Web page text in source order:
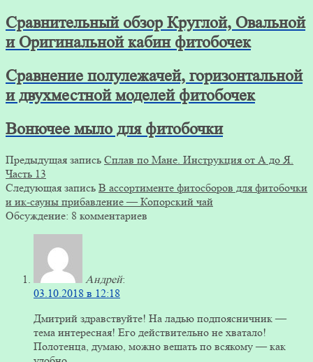
Сравнительный обзор Круглой, Овальной
и Оригинальной кабин фитобочек
Сравнение полулежачей, горизонтальной
и двухместной моделей фитобочек
Вонючее мыло для фитобочки
Предыдущая запись Сплав по Мане. Инструкция от А до Я.
Часть 13
Следующая запись В ассортименте фитосборов для фитобочки
и ик-сауны прибавление — Копорский чай
Обсуждение: 8 комментариев
Андрей:
03.10.2018 в 12:18
Дмитрий здравствуйте! На ладью подпоясничник —
тема интересная! Его действительно не хватало!
Полотенца, думаю, можно вешать по всякому — как